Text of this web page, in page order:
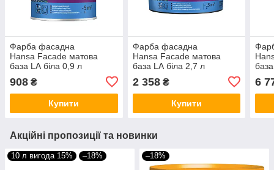
Фарба фасадна
Hansa Facade матова
база LА біла 0,9 л
908 ₴
Купити
Фарба фасадна
Hansa Facade матова
база LА біла 2,7 л
2 358₴
Купити
6
Акційні пропозиції та новинки
10 л вигода 15% –18% –18%